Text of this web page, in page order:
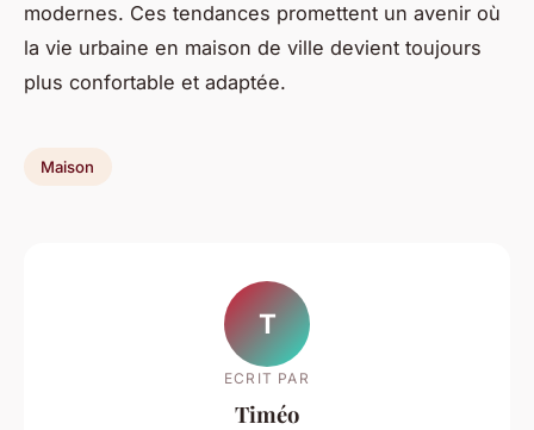
modernes. Ces tendances promettent un avenir où
la vie urbaine en maison de ville devient toujours
plus confortable et adaptée.
Maison
T
ECRIT PAR
Timéo